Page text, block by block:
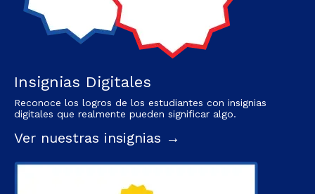
Insignias Digitales
Reconoce los logros de los estudiantes con insignias
digitales que realmente pueden significar algo.
Ver nuestras insignias →